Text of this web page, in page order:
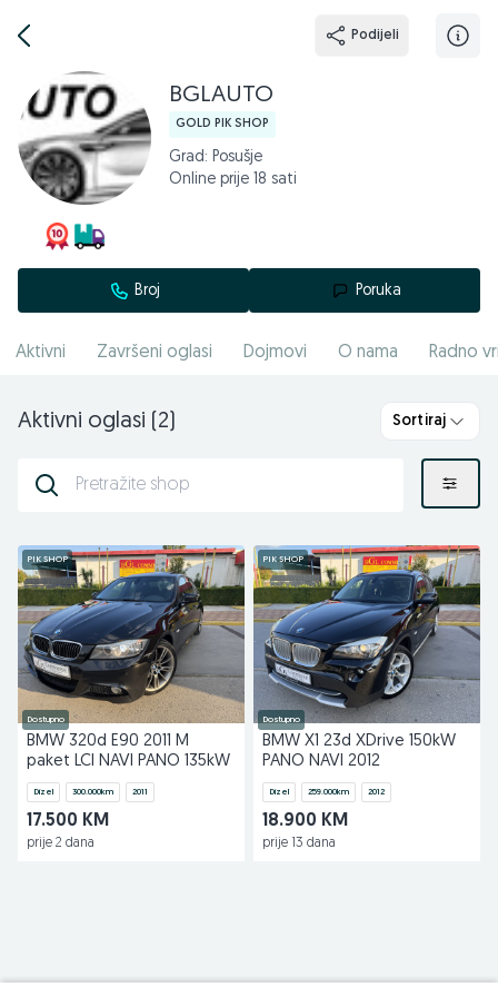
Podijeli
BGLAUTO
GOLD PIK SHOP
Grad: Posušje
Online prije 18 sati
Broj Poruka
Aktivni Završeni oglasi Dojmovi O nama Radno
Aktivni oglasi (2) Sortiraj
PIK SHOP
Dostupno
BMW 320d E90 2011 M
paket LCI NAVI PANO 135kW
Dizel 300.000km 2011
17.500 KM
prije 2 dana
PIK SHOP
Dostupno
BMW X1 23d XDrive 150kW
PANO NAVI 2012
Dizel 259.000km 2012
18.900 KM
prije 13 dana